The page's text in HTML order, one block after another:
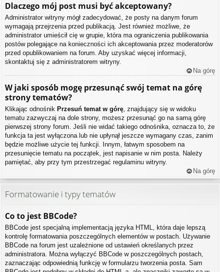
Dlaczego mój post musi być akceptowany?
Administrator witryny mógł zadecydować, że posty na danym forum
wymagają przejrzenia przed publikacją. Jest również możliwe, że
administrator umieścił cię w grupie, która ma ograniczenia publikowania
postów polegające na konieczności ich akceptowania przez moderatorów
przed opublikowaniem na forum. Aby uzyskać więcej informacji,
skontaktuj się z administratorem witryny.
Na górę
W jaki sposób mogę przesunąć swój temat na górę
strony tematów?
Klikając odnośnik Przesuń temat w górę, znajdujący się w widoku
tematu zazwyczaj na dole strony, możesz przesunąć go na samą górę
pierwszej strony forum. Jeśli nie widać takiego odnośnika, oznacza to, że
funkcja ta jest wyłączona lub nie upłynął jeszcze wymagany czas, zanim
będzie możliwe użycie tej funkcji. Innym, łatwym sposobem na
przesunięcie tematu na początek, jest napisanie w nim posta. Należy
pamiętać, aby przy tym przestrzegać regulaminu witryny.
Na górę
Formatowanie i typy tematów
Co to jest BBCode?
BBCode jest specjalną implementacją języka HTML, która daje lepszą
kontrolę formatowania poszczególnych elementów w postach. Używanie
BBCode na forum jest uzależnione od ustawień określanych przez
administratora. Można wyłączyć BBCode w poszczególnych postach,
zaznaczając odpowiednią funkcję w formularzu tworzenia posta. Sam